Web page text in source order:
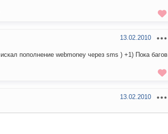
13.02.2010
пополнение webmoney через sms ) +1) Пока багов
13.02.2010